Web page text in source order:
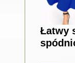
Łatwy